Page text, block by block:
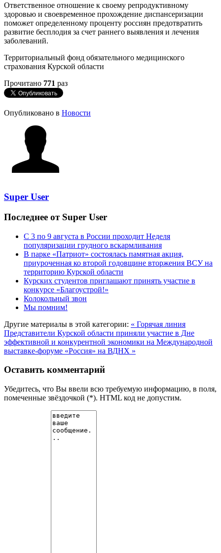
Ответственное отношение к своему репродуктивному
здоровью и своевременное прохождение диспансеризации
поможет определенному проценту россиян предотвратить
развитие бесплодия за счет раннего выявления и лечения
заболеваний.
Территориальный фонд обязательного медицинского
страхования Курской области
Прочитано 771 раз
Опубликовано в Новости
Super User
Последнее от Super User
С 3 по 9 августа в России проходит Неделя
популяризации грудного вскармливания
В парке «Патриот» состоялась памятная акция,
приуроченная ко второй годовщине вторжения ВСУ на
территорию Курской области
Курских студентов приглашают принять участие в
конкурсе «Благоустрой!»
Колокольный звон
Мы помним!
Другие материалы в этой категории: « Горячая линия
Представители Курской области приняли участие в Дне
эффективной и конкурентной экономики на Международной
выставке-форуме «Россия» на ВДНХ »
Оставить комментарий
Убедитесь, что Вы ввели всю требуемую информацию, в поля,
помеченные звёздочкой (*). HTML код не допустим.